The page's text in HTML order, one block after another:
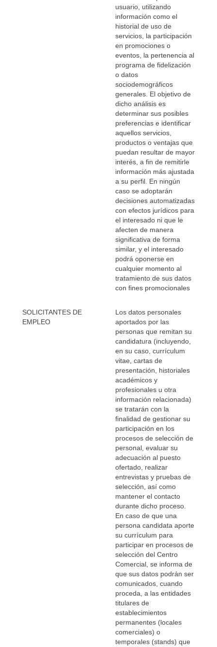
usuario, utilizando
información como el
historial de uso de
servicios, la participación
en promociones o
eventos, la pertenencia al
programa de fidelización
o datos
sociodemográficos
generales. El objetivo de
dicho análisis es
determinar sus posibles
preferencias e identificar
aquellos servicios,
productos o ventajas que
puedan resultar de mayor
interés, a fin de remitirle
información más ajustada
a su perfil. En ningún
caso se adoptarán
decisiones automatizadas
con efectos jurídicos para
el interesado ni que le
afecten de manera
significativa de forma
similar, y el interesado
podrá oponerse en
cualquier momento al
tratamiento de sus datos
con fines promocionales
SOLICITANTES DE
EMPLEO
Los datos personales
aportados por las
personas que remitan su
candidatura (incluyendo,
en su caso, currículum
vitae, cartas de
presentación, historiales
académicos y
profesionales u otra
información relacionada)
se tratarán con la
finalidad de gestionar su
participación en los
procesos de selección de
personal, evaluar su
adecuación al puesto
ofertado, realizar
entrevistas y pruebas de
selección, así como
mantener el contacto
durante dicho proceso.
En caso de que una
persona candidata aporte
su currículum para
participar en procesos de
selección del Centro
Comercial, se informa de
que sus datos podrán ser
comunicados, cuando
proceda, a las entidades
titulares de
establecimientos
permanentes (locales
comerciales) o
temporales (stands) que